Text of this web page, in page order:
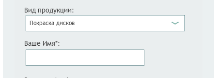
Вид продукции:
Покраска дисков
Ваше Имя*: